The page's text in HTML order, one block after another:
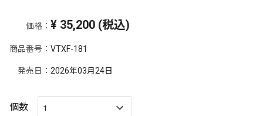
価格： ¥ 35,200 (税込)
商品番号： VTXF-181
発売日： 2026年03月24日
個数